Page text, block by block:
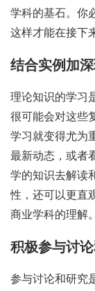
学科的基石。你
这样才能在接下
结合实例加
理论知识的学习
很可能会对这些
学习就变得尤为
最新动态，或者
学的知识去解读
性，还可以更直
商业学科的理解。
积极参与讨
参与讨论和研究